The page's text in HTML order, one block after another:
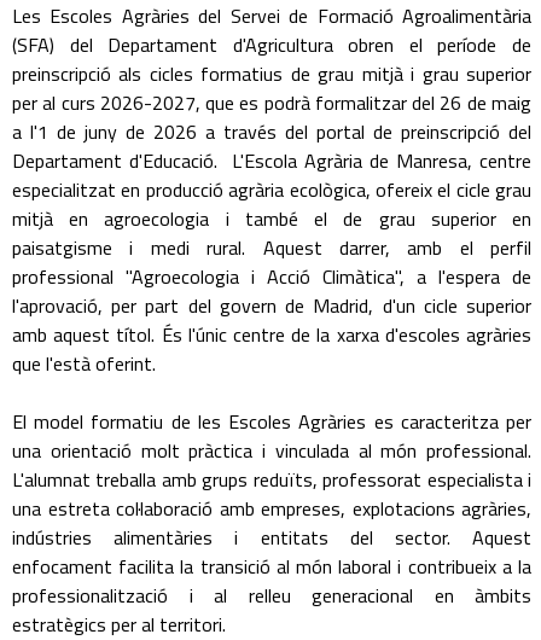
Les Escoles Agràries del Servei de Formació Agroalimentària
(SFA) del Departament d'Agricultura obren el període de
preinscripció als cicles formatius de grau mitjà i grau superior
per al curs 2026-2027, que es podrà formalitzar del 26 de maig
a l'1 de juny de 2026 a través del portal de preinscripció del
Departament d'Educació. L'Escola Agrària de Manresa, centre
especialitzat en producció agrària ecològica, ofereix el cicle grau
mitjà en agroecologia i també el de grau superior en
paisatgisme i medi rural. Aquest darrer, amb el perfil
professional "Agroecologia i Acció Climàtica", a l'espera de
l'aprovació, per part del govern de Madrid, d'un cicle superior
amb aquest títol. És l'únic centre de la xarxa d'escoles agràries
que l'està oferint.
El model formatiu de les Escoles Agràries es caracteritza per
una orientació molt pràctica i vinculada al món professional.
L'alumnat treballa amb grups reduïts, professorat especialista i
una estreta col·laboració amb empreses, explotacions agràries,
indústries alimentàries i entitats del sector. Aquest
enfocament facilita la transició al món laboral i contribueix a la
professionalització i al relleu generacional en àmbits
estratègics per al territori.